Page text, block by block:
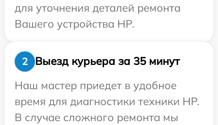
для уточнения деталей ремонта
Вашего устройства HP.
2
Выезд курьера за 35 минут
Наш мастер приедет в удобное
время для диагностики техники HP.
В случае сложного ремонта мы